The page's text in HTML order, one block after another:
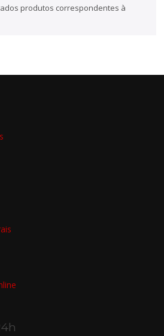
produtos correspondentes à